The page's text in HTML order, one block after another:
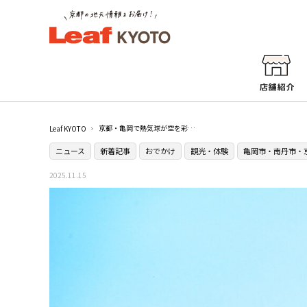
Leaf KYOTO 京都・亀岡で熱気球が空を彩るフライトシーズンがスタート！
ニュース 新着記事 おでかけ 観光・体験 亀岡市・南丹市・
2025.11.15